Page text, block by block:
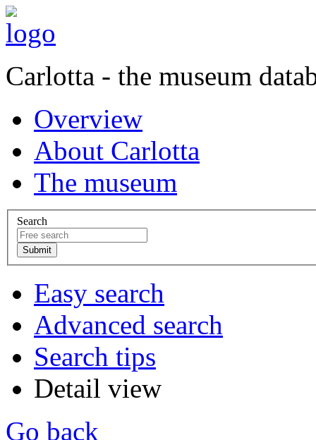
Carlotta - the museum
Overview
About Carlotta
The museum
Search
Easy search
Advanced search
Search tips
Detail view
Go back